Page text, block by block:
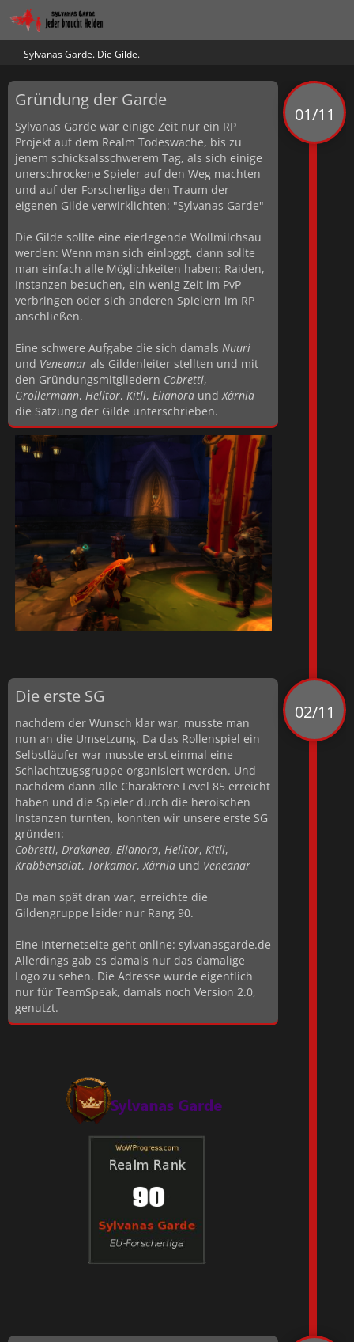
Sylvanas Garde. Die Gilde.
Gründung der Garde
Sylvanas Garde war einige Zeit nur ein RP
Projekt auf dem Realm Todeswache, bis zu
jenem schicksalsschwerem Tag, als sich einige
unerschrockene Spieler auf den Weg machten
und auf der Forscherliga den Traum der
eigenen Gilde verwirklichten: "Sylvanas Garde"
Die Gilde sollte eine eierlegende Wollmilchsau
werden: Wenn man sich einloggt, dann sollte
man einfach alle Möglichkeiten haben: Raiden,
Instanzen besuchen, ein wenig Zeit im PvP
verbringen oder sich anderen Spielern im RP
anschließen.
Eine schwere Aufgabe die sich damals Nuuri
und Veneanarals Gildenleiter stellten und mit
den Gründungsmitgliedern Cobretti,
Grollermann, Helltor, Kitli, Elianoraund Xârnia
die Satzung der Gilde unterschrieben.
01/11
Die erste SG
nachdem der Wunsch klar war, musste man
nun an die Umsetzung. Da das Rollenspiel ein
Selbstläufer war musste erst einmal eine
Schlachtzugsgruppe organisiert werden. Und
nachdem dann alle Charaktere Level 85 erreicht
haben und die Spieler durch die heroischen
Instanzen turnten, konnten wir unsere erste SG
gründen:
Cobretti, Drakanea, Elianora, Helltor, Kitli,
Krabbensalat, Torkamor,Xârniaund Veneanar
Da man spät dran war, erreichte die
Gildengruppe leider nur Rang 90.
Eine Internetseite geht online: sylvanasgarde.de
Allerdings gab es damals nur das damalige
Logo zu sehen. Die Adresse wurde eigentlich
nur für TeamSpeak, damals noch Version 2.0,
genutzt.
02/11